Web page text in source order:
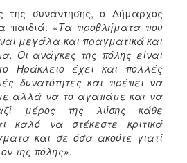
της συνάντησης, ο Δήμαρχος
παιδιά: «Τα προβλήματα που
μεγάλα και πραγματικά και
Οι ανάγκες της πόλης είναι
Ηράκλειο έχει και πολλές
δυνατότητες και πρέπει να
αλλά να το αγαπάμε και να
μέρος της λύσης κάθε
καλό να στέκεστε κριτικά
και σε όσα ακούτε γιατί
της πόλης».